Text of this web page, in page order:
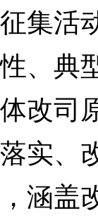
集活
、典
改司
实、
涵盖